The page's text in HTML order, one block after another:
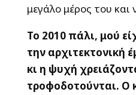
μεγάλο μέρος του
Το 2010 πάλι, μού
την αρχιτεκτονική
κι η ψυχή
τροφοδοτούνται. Ο